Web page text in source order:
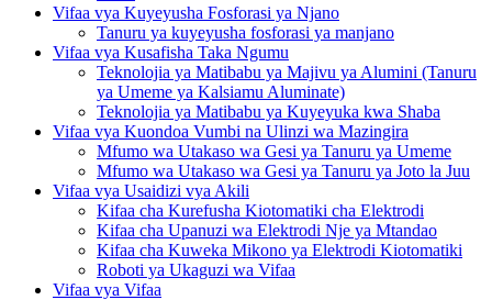
Vifaa vya Kuyeyusha Fosforasi ya Njano
Tanuru ya kuyeyusha fosforasi ya manjano
Vifaa vya Kusafisha Taka Ngumu
Teknolojia ya Matibabu ya Majivu ya Alumini (Tanuru
ya Umeme ya Kalsiamu Aluminate)
Teknolojia ya Matibabu ya Kuyeyuka kwa Shaba
Vifaa vya Kuondoa Vumbi na Ulinzi wa Mazingira
Mfumo wa Utakaso wa Gesi ya Tanuru ya Umeme
Mfumo wa Utakaso wa Gesi ya Tanuru ya Joto la Juu
Vifaa vya Usaidizi vya Akili
Kifaa cha Kurefusha Kiotomatiki cha Elektrodi
Kifaa cha Upanuzi wa Elektrodi Nje ya Mtandao
Kifaa cha Kuweka Mikono ya Elektrodi Kiotomatiki
Roboti ya Ukaguzi wa Vifaa
Vifaa vya Vifaa